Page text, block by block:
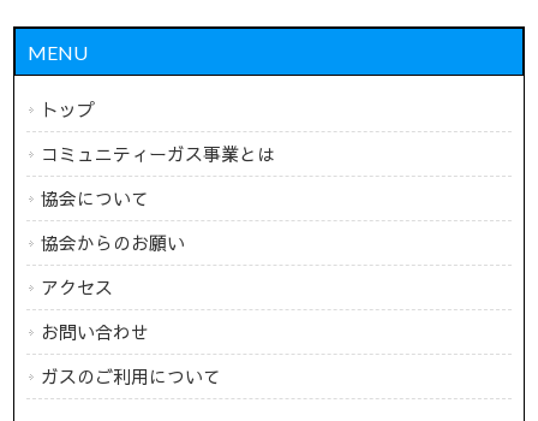
MENU
トップ
コミュニティーガス事業とは
協会について
協会からのお願い
アクセス
お問い合わせ
ガスのご利用について